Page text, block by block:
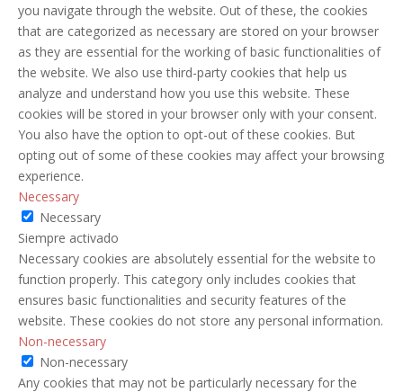
you navigate through the website. Out of these, the cookies
that are categorized as necessary are stored on your browser
as they are essential for the working of basic functionalities of
the website. We also use third-party cookies that help us
analyze and understand how you use this website. These
cookies will be stored in your browser only with your consent.
You also have the option to opt-out of these cookies. But
opting out of some of these cookies may affect your browsing
experience.
Necessary
Necessary
Siempre activado
Necessary cookies are absolutely essential for the website to
function properly. This category only includes cookies that
ensures basic functionalities and security features of the
website. These cookies do not store any personal information.
Non-necessary
Non-necessary
Any cookies that may not be particularly necessary for the